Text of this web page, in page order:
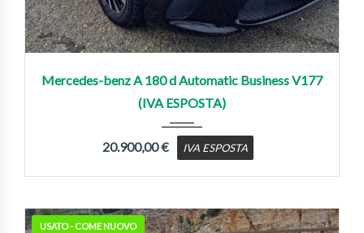
Mercedes-benz A 180 d Automatic Business V177
(IVA ESPOSTA)
20.900,00€ IVA ESPOSTA
USATO - COME NUOVO